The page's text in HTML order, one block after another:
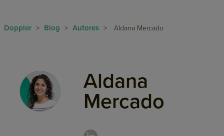
Doppler > Blog > Autores > Aldana Mercado
Aldana
Mercado